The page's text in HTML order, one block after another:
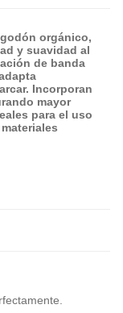
orgánico,
y suavidad al
de banda
Incorporan
mayor
para el uso